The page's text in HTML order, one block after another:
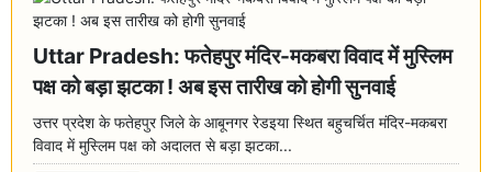
Uttar Pradesh: फतेहपुर मंदिर-मकबरा विवाद में मुस्लिम
पक्ष को बड़ा झटका ! अब इस तारीख को होगी सुनवाई
उत्तर प्रदेश के फतेहपुर जिले के आबूनगर रेडइया स्थित बहुचर्चित मंदिर-मकबरा
विवाद में मुस्लिम पक्ष को अदालत से बड़ा झटका...